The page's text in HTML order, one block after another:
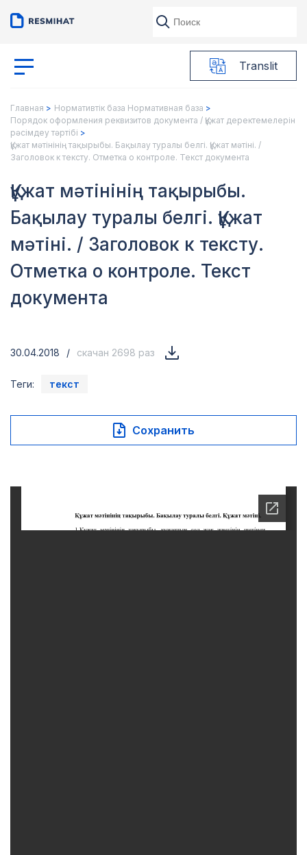
Translit
Главная
Нормативтік база Нормативная база
Порядок оформления реквизитов документа / Құжат деректемелерін
рәсімдеу тәртібі
Құжат мәтінінің тақырыбы. Бақылау туралы белгі. Құжат мәтіні. /
Заголовок к тексту. Отметка о контроле. Текст документа
Құжат мәтінінің тақырыбы.
Бақылау туралы белгі. Құжат
мәтіні. / Заголовок к тексту.
Отметка о контроле. Текст
документа
30.04.2018 / скачан 2698 раз
Теги: текст
Сохранить